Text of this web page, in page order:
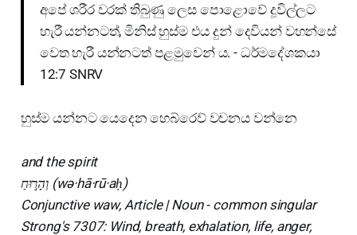
අපේ ශරීර වරක් තිබුණු ලෙස පොළොවේ දූවිල්ලට
හැරී යන්නටත්, මිනිස් හුස්ම එය දුන් දෙවියන් වහන්සේ
වෙත හැරී යන්නටත් පළමුවෙන් ය. - ධර්මදේශකයා
12:7 SNRV
හුස්ම යන්නට යෙදෙන හෙබ්රෙව් වචනය වන්නෙ
and the spirit
וְהָר֣וּחַ (wə·hā·rū·aḥ)
Conjunctive waw, Article | Noun - common singular
Strong's 7307: Wind, breath, exhalation, life, anger,